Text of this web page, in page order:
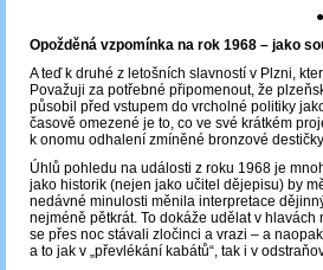
Opožděná vzpomínka na rok 1968 – jako
A teď k druhé z letošních slavností v Plzni,
Považuji za potřebné připomenout, že
působil před vstupem do vrcholné politiky
časově omezené je to, co ve své krátkém
k onomu odhalení zmíněné bronzové
Úhlů pohledu na události z roku 1968 je
jako historik (nejen jako učitel dějepisu) by
nedávné minulosti měnila interpretace
nejméně pětkrát. To dokáže udělat v
se přes noc stávali zločinci a vrazi – a
a to jak v „převlékání kabátů“, tak i v